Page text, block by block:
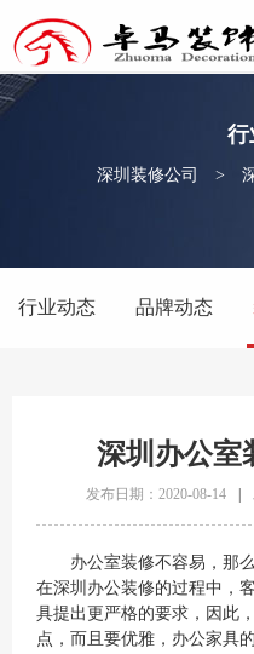
行
深圳装修公司 >
行业动态 品牌动态
深圳办公室
发布日期：2020-08-14
办公室装修不容易，那
在深圳办公装修的过程中，
具提出更严格的要求，因此
点，而且要优雅，办公家具